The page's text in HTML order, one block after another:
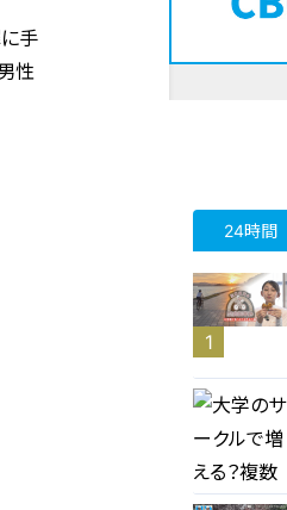
に手
性
24時間
1